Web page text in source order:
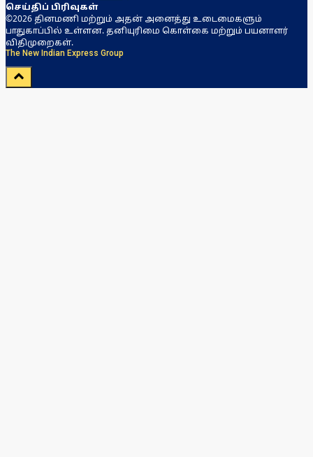
செய்திப் பிரிவுகள்
©2026 தினமணி மற்றும் அதன் அனைத்து உடைமைகளும்
பாதுகாப்பில் உள்ளன. தனியுரிமை கொள்கை மற்றும் பயனாளர்
விதிமுறைகள்.
The New Indian Express Group